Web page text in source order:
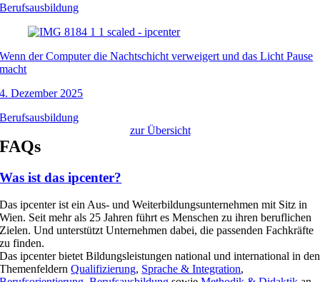
Berufsausbildung
Wenn der Computer die Nachtschicht verweigert und das Licht Pause
macht
4. Dezember 2025
Berufsausbildung
zur Übersicht
FAQs
Was ist das ipcenter?
Das ipcenter ist ein Aus- und Weiterbildungsunternehmen mit Sitz in
Wien. Seit mehr als 25 Jahren führt es Menschen zu ihren beruflichen
Zielen. Und unterstützt Unternehmen dabei, die passenden Fachkräfte
zu finden.
Das ipcenter bietet Bildungsleistungen national und international in den
ThemenfeldernQualifizierung, Sprache & Integration,